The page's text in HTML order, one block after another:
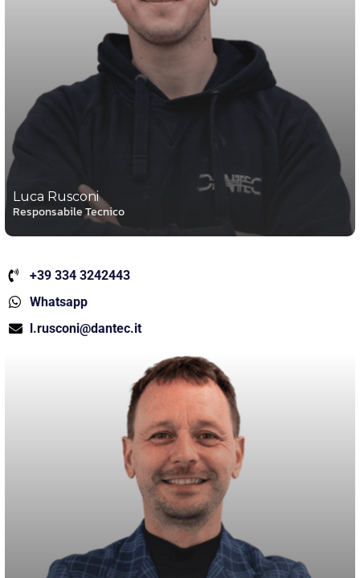
Luca Rusconi
Responsabile Tecnico
+39 334 3242443
Whatsapp
l.rusconi@dantec.it